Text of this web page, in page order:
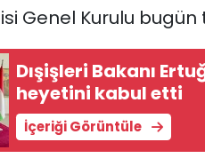
Genel Kurulu
Dışişleri Bakanı
heyetini kabul etti
İçeriği Görüntüle